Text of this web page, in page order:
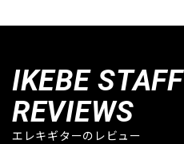
IKEBE STAFF
REVIEWS
エレキギターのレビュー